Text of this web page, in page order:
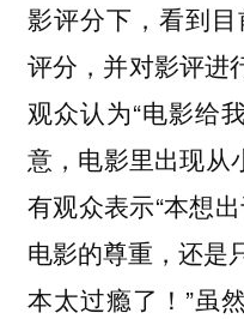
影评分下，看到
评分，并对影评进
观众认为“电影给
意，电影里出现从
有观众表示“本想
电影的尊重，还是
本太过瘾了！”虽